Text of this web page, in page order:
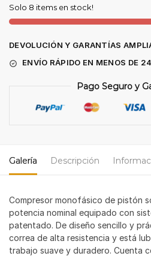
DEPÓSITO
2
CV
cantidad
Solo 8 items en stock!
DEVOLUCIÓN Y GARANTÍAS
ENVÍO RÁPIDO EN MENOS DE
Pago Seguro y
Galería Descripción
Compresor monofásico de pistón
potencia nominal equipado con
patentado. De diseño sencillo y
correa de alta resistencia y está
trabajo suave y duradero. Cuenta